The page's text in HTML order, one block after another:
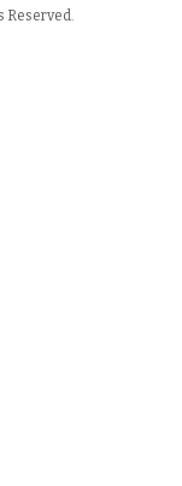
Reserved.